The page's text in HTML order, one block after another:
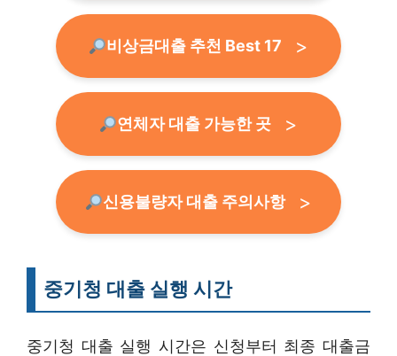
비상금대출 추천 Best 17
연체자 대출 가능한 곳
신용불량자 대출 주의사항
중기청 대출 실행 시간
중기청 대출 실행 시간은 신청부터 최종 대출금